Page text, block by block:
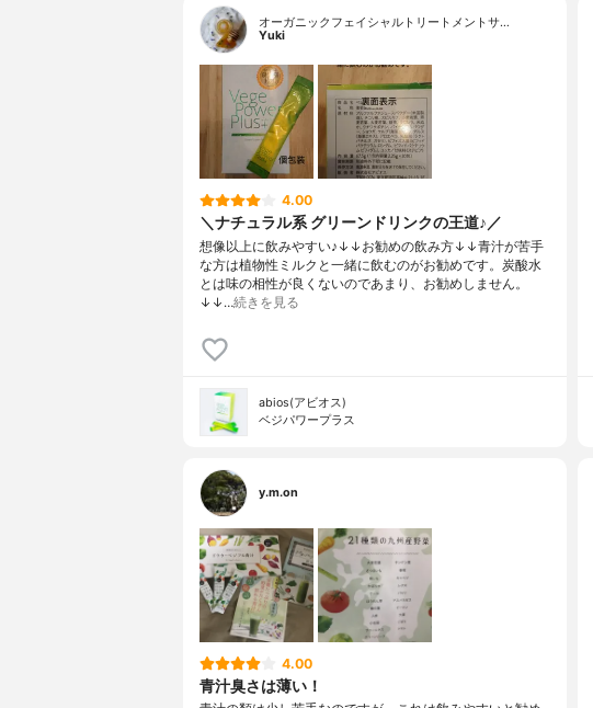
オーガニックフェイシャルトリートメントサ…
Yuki
4.00
＼ナチュラル系 グリーンドリンクの王道♪／
想像以上に飲みやすい♪↓↓お勧めの飲み方↓↓青汁が苦手
な方は植物性ミルクと一緒に飲むのがお勧めです。炭酸水
とは味の相性が良くないのであまり、お勧めしません。
↓↓…続きを見る
abios(アビオス)
ベジパワープラス
y.m.on
4.00
青汁臭さは薄い！